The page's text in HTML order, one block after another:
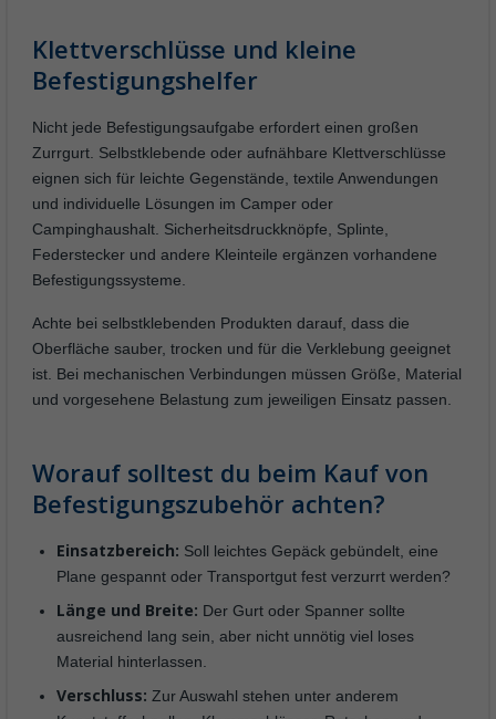
Klettverschlüsse und kleine
Befestigungshelfer
Nicht jede Befestigungsaufgabe erfordert einen großen
Zurrgurt. Selbstklebende oder aufnähbare Klettverschlüsse
eignen sich für leichte Gegenstände, textile Anwendungen
und individuelle Lösungen im Camper oder
Campinghaushalt. Sicherheitsdruckknöpfe, Splinte,
Federstecker und andere Kleinteile ergänzen vorhandene
Befestigungssysteme.
Achte bei selbstklebenden Produkten darauf, dass die
Oberfläche sauber, trocken und für die Verklebung geeignet
ist. Bei mechanischen Verbindungen müssen Größe, Material
und vorgesehene Belastung zum jeweiligen Einsatz passen.
Worauf solltest du beim Kauf von
Befestigungszubehör achten?
Einsatzbereich: Soll leichtes Gepäck gebündelt, eine
Plane gespannt oder Transportgut fest verzurrt werden?
Länge und Breite: Der Gurt oder Spanner sollte
ausreichend lang sein, aber nicht unnötig viel loses
Material hinterlassen.
Verschluss: Zur Auswahl stehen unter anderem